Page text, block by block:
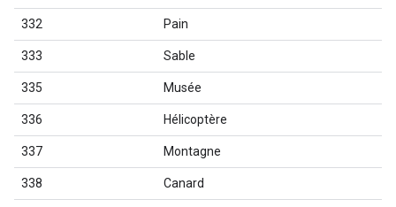
332 Pain
333 Sable
335 Musée
336 Hélicoptère
337 Montagne
338 Canard